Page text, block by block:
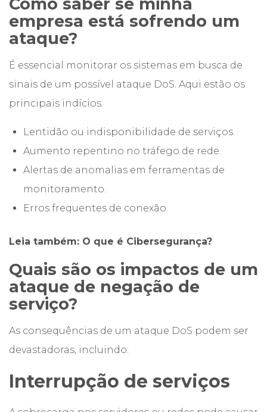
empresa está sofrendo um
ataque?
É essencial monitorar os sistemas em busca de
sinais de um possível ataque DoS. Aqui estão os
principais indícios:
Lentidão ou indisponibilidade de serviços.
Aumento repentino no tráfego de rede.
Alertas de anomalias em ferramentas de
monitoramento.
Erros frequentes de conexão.
Leia também: O que é Cibersegurança?
Quais são os impactos de um
ataque de negação de
serviço?
As consequências de um ataque DoS podem ser
devastadoras, incluindo:
Interrupção de serviços